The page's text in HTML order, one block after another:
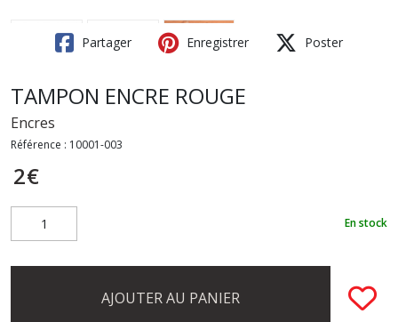
Partager Enregistrer Poster
TAMPON ENCRE ROUGE
Encres
Référence : 10001-003
2€
En stock
AJOUTER AU PANIER